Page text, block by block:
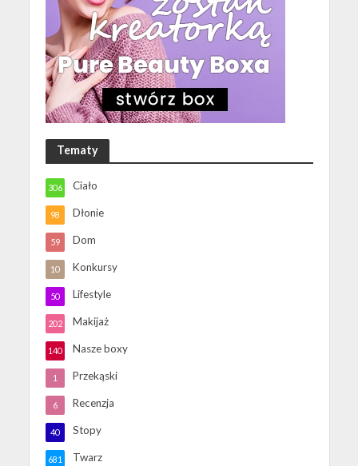
Tematy
Ciało
306
Dłonie
98
Dom
59
Konkursy
10
Lifestyle
50
Makijaż
202
Nasze boxy
140
Przekąski
1
Recenzja
6
Stopy
40
Twarz
681